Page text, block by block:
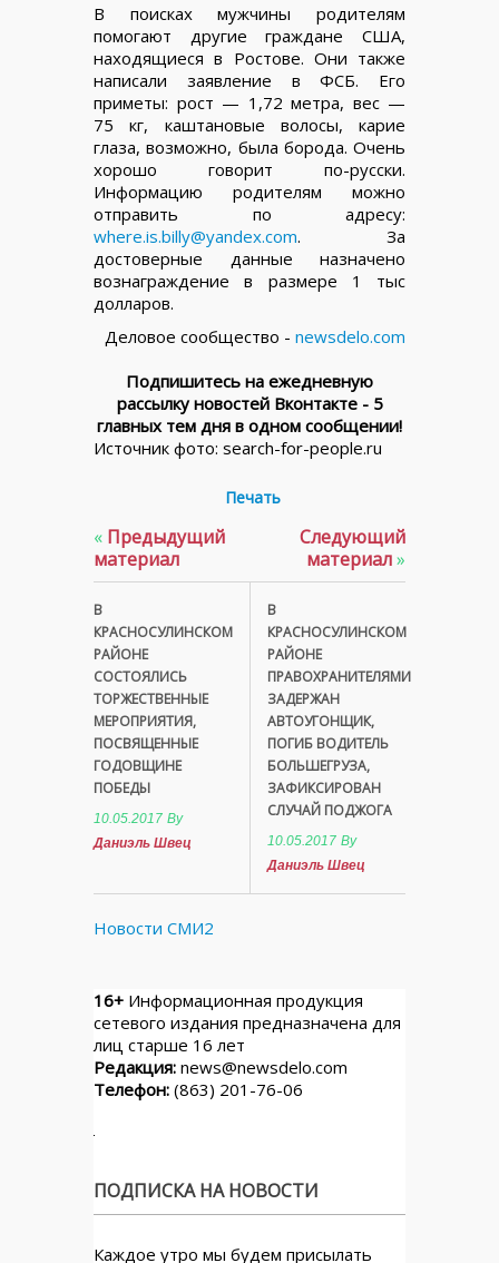
В поисках мужчины родителям
помогают другие граждане США,
находящиеся в Ростове. Они также
написали заявление в ФСБ. Его
приметы: рост — 1,72 метра, вес —
75 кг, каштановые волосы, карие
глаза, возможно, была борода. Очень
хорошо говорит по-русски.
Информацию родителям можно
отправить по адресу:
where.is.billy@yandex.com. За
достоверные данные назначено
вознаграждение в размере 1 тыс
долларов.
Деловое сообщество - newsdelo.com
Подпишитесь на ежедневную
рассылку новостей Вконтакте - 5
главных тем дня в одном сообщении!
Источник фото: search-for-people.ru
Печать
« Предыдущий
материал
В
КРАСНОСУЛИНСКОМ
РАЙОНЕ
СОСТОЯЛИСЬ
ТОРЖЕСТВЕННЫЕ
МЕРОПРИЯТИЯ,
ПОСВЯЩЕННЫЕ
ГОДОВЩИНЕ
ПОБЕДЫ
10.05.2017 By
Даниэль Швец
Следующий
материал»
В
КРАСНОСУЛИНСКОМ
РАЙОНЕ
ПРАВОХРАНИТЕЛЯМИ
ЗАДЕРЖАН
АВТОУГОНЩИК,
ПОГИБ ВОДИТЕЛЬ
БОЛЬШЕГРУЗА,
ЗАФИКСИРОВАН
СЛУЧАЙ ПОДЖОГА
10.05.2017 By
Даниэль Швец
Новости СМИ2
16+ Информационная продукция
сетевого издания предназначена для
лиц старше 16 лет
Редакция: news@newsdelo.com
Телефон: (863) 201-76-06
ПОДПИСКА НА НОВОСТИ
Каждое утро мы будем присылать